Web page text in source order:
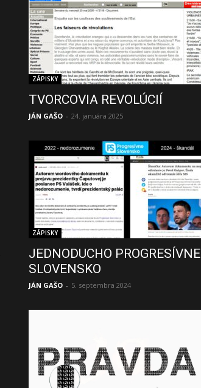
ZÁPISKY
TVORCOVIA REVOLÚCIÍ
JÁN GAŠO - 24. januára 2025
ZÁPISKY
JEDNODUCHO PROGRESÍVNE
SLOVENSKO
JÁN GAŠO - 5. septembra 2024